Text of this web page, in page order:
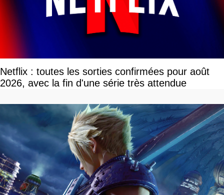
Netflix : toutes les sorties confirmées pour août
2026, avec la fin d'une série très attendue